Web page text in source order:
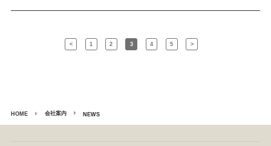
< 1 2 3 4 5 >
HOME 会社案内 NEWS